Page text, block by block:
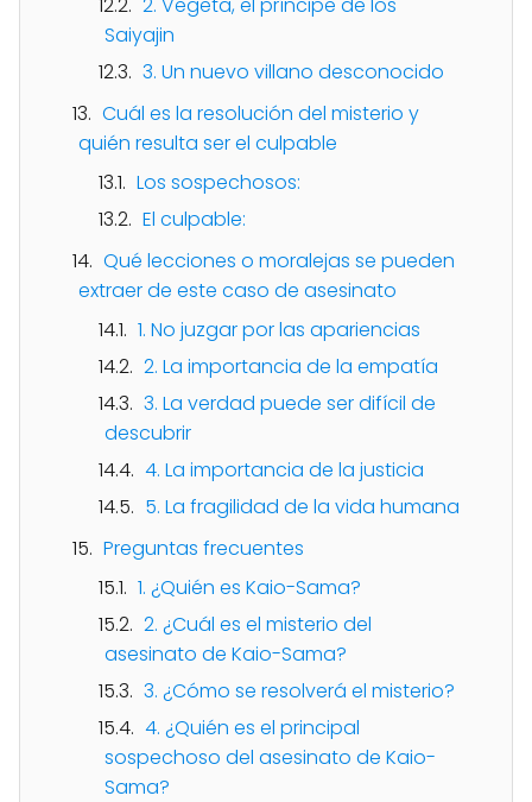
Saiyajin
3. Un nuevo villano desconocido
Cuál es la resolución del misterio y
quién resulta ser el culpable
Los sospechosos:
El culpable:
Qué lecciones o moralejas se pueden
extraer de este caso de asesinato
1. No juzgar por las apariencias
2. La importancia de la empatía
3. La verdad puede ser difícil de
descubrir
4. La importancia de la justicia
5. La fragilidad de la vida humana
Preguntas frecuentes
1. ¿Quién es Kaio-Sama?
2. ¿Cuál es el misterio del
asesinato de Kaio-Sama?
3. ¿Cómo se resolverá el misterio?
4. ¿Quién es el principal
sospechoso del asesinato de Kaio-
Sama?